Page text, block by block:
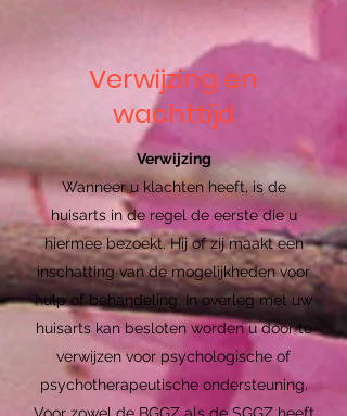
Verwijzing en
wachttijd
Verwijzing
Wanneer u klachten heeft, is de
huisarts in de regel de eerste die u
hiermee bezoekt. Hij of zij maakt een
inschatting van de mogelijkheden voor
hulp of behandeling. In overleg met uw
huisarts kan besloten worden u door te
verwijzen voor psychologische of
psychotherapeutische ondersteuning.